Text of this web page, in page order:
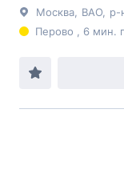
Москва ВАО р-
Перово , 6 мин.